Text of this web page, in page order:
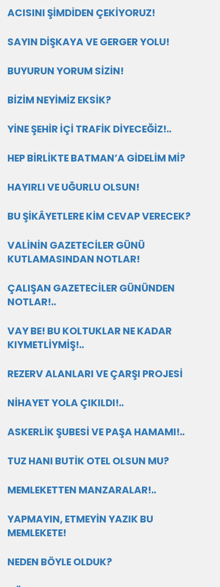
ACISINI ŞİMDİDEN ÇEKİYORUZ!
SAYIN DİŞKAYA VE GERGER YOLU!
BUYURUN YORUM SİZİN!
BİZİM NEYİMİZ EKSİK?
YİNE ŞEHİR İÇİ TRAFİK DİYECEĞİZ!..
HEP BİRLİKTE BATMAN’A GİDELİM Mİ?
HAYIRLI VE UĞURLU OLSUN!
BU ŞİKÂYETLERE KİM CEVAP VERECEK?
VALİNİN GAZETECİLER GÜNÜ
KUTLAMASINDAN NOTLAR!
ÇALIŞAN GAZETECİLER GÜNÜNDEN
NOTLAR!..
VAY BE! BU KOLTUKLAR NE KADAR
KIYMETLİYMİŞ!..
REZERV ALANLARI VE ÇARŞI PROJESİ
NİHAYET YOLA ÇIKILDI!..
ASKERLİK ŞUBESİ VE PAŞA HAMAMI!..
TUZ HANI BUTİK OTEL OLSUN MU?
MEMLEKETTEN MANZARALAR!..
YAPMAYIN, ETMEYİN YAZIK BU
MEMLEKETE!
NEDEN BÖYLE OLDUK?